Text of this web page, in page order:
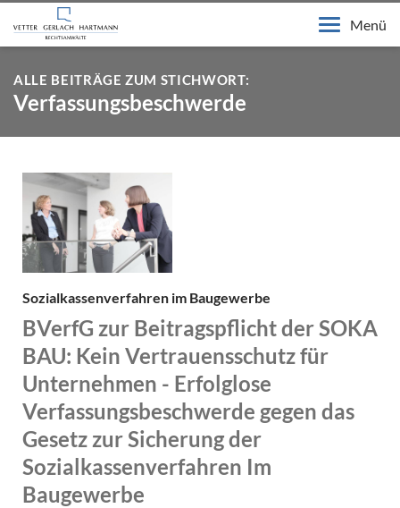
Menü
ALLE BEITRÄGE ZUM STICHWORT:
Verfassungsbeschwerde
Sozialkassenverfahren im Baugewerbe
BVerfG zur Beitragspflicht der SOKA
BAU: Kein Vertrauensschutz für
Unternehmen - Erfolglose
Verfassungsbeschwerde gegen das
Gesetz zur Sicherung der
Sozialkassenverfahren Im
Baugewerbe